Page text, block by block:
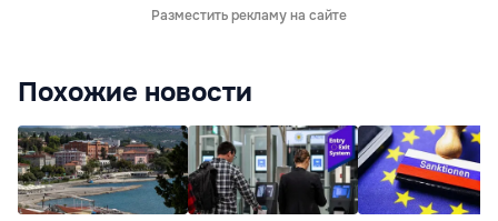
Разместить рекламу на сайте
Похожие новости